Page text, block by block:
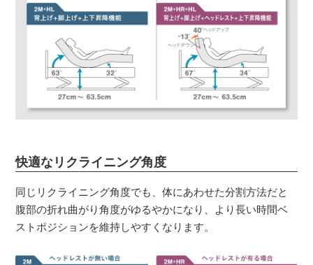
快適なリクライニング角度
同じリクライニング角度でも、体にあわせた分割方法だと
腹部の折れ曲がり角度がゆるやかになり、より長い時間ベ
ストポジションを維持しやすくなります。